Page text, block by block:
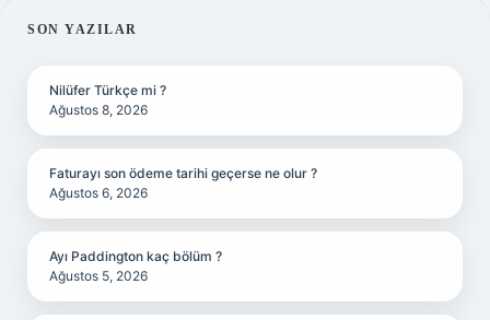
SIDEBAR
SON YAZILAR
Nilüfer Türkçe mi ?
Ağustos 8, 2026
Faturayı son ödeme tarihi geçerse ne olur ?
Ağustos 6, 2026
Ayı Paddington kaç bölüm ?
Ağustos 5, 2026